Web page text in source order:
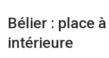
Bélier : place
intérieure